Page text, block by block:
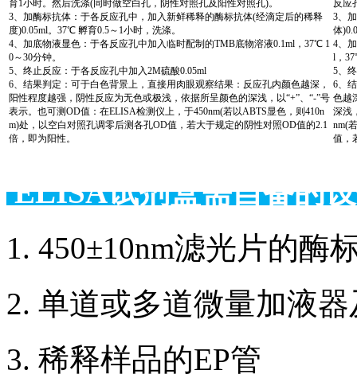
育1小时。然后洗涤(同时做空白孔，阴性对照孔及阳性对照孔)。
3、加酶标抗体：于各反应孔中，加入新鲜稀释的酶标抗体(经滴定后的稀释
度)0.05ml。37℃ 孵育0.5～1小时，洗涤。
4、加底物液显色：于各反应孔中加入临时配制的TMB底物溶液0.1ml，37℃ 1
0～30分钟。
5、终止反应：于各反应孔中加入2M硫酸0.05ml
6、结果判定：可于白色背景上，直接用肉眼观察结果：反应孔内颜色越深，
阳性程度越强，阴性反应为无色或极浅，依据所呈颜色的深浅，以“+”、“-”号
表示。也可测OD值：在ELISA检测仪上，于450nm(若以ABTS显色，则410n
m)处，以空白对照孔调零后测各孔OD值，若大于规定的阴性对照OD值的2.1
倍，即为阳性。
反应
3、
体
4、
l，
5、
6、
色越
深浅
nm(
值，
ELISA试剂盒需自备的
1. 450±10nm滤光片的酶
2. 单道或多道微量加液
3. 稀释样品的EP管